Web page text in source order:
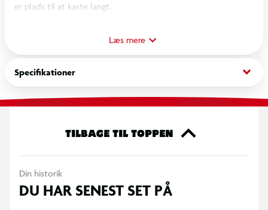
er plads til at kaste langt.
OBS! Varen er assorteret, og en bestemt variant kan ikke
garanteres.
Læs mere
Specifikationer keyboard_arrow_down
TILBAGE TIL TOPPEN
Din historik
DU HAR SENEST SET PÅ